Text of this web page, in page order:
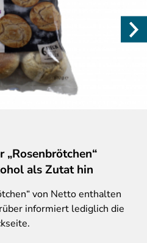
„Rosenbrötchen“
als Zutat hin
von Netto enthalten
informiert lediglich die